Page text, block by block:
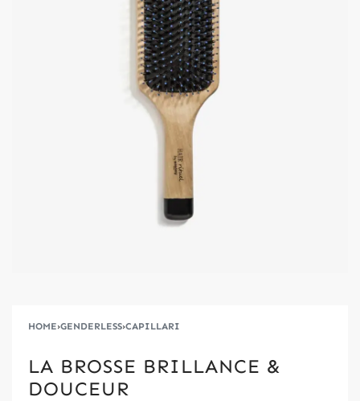
HOME›GENDERLESS›CAPILLARI
LA BROSSE BRILLANCE &
DOUCEUR